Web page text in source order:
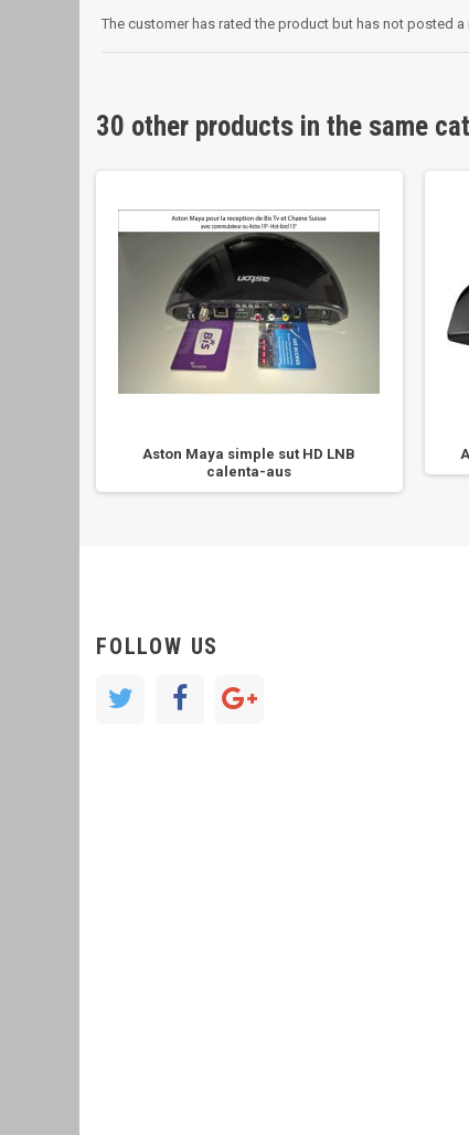
The customer has rated the product but has not posted
30 other products in the same
Aston Maya simple sut HD LNB
calenta-aus
FOLLOW US